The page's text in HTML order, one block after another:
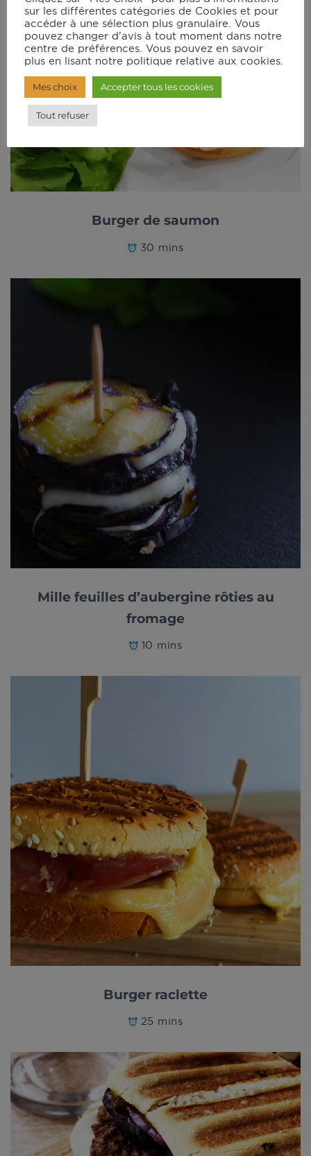
Burger de saumon
30 mins
Mille feuilles d’aubergine rôties au
fromage
10 mins
Burger raclette
25 mins
sur les différentes catégories de Cookies et pour
accéder à une sélection plus granulaire. Vous
pouvez changer d'avis à tout moment dans notre
centre de préférences. Vous pouvez en savoir
plus en lisant notre politique relative aux cookies.
Mes choix Accepter tous les cookies
Tout refuser